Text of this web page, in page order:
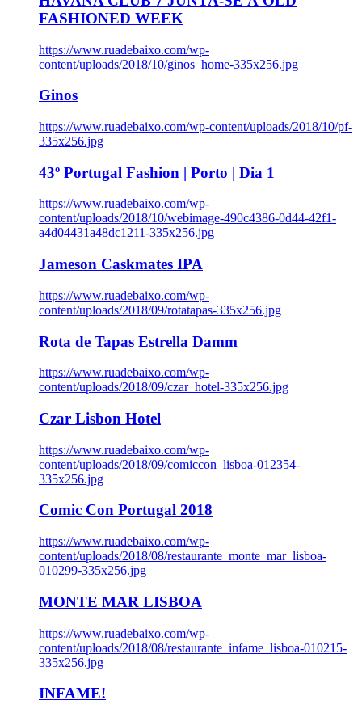
FASHIONED WEEK
https://www.ruadebaixo.com/wp-
content/uploads/2018/10/ginos_home-335x256.jpg
Ginos
https://www.ruadebaixo.com/wp-content/uploads/2018/10/pf-
335x256.jpg
43º Portugal Fashion | Porto | Dia 1
https://www.ruadebaixo.com/wp-
content/uploads/2018/10/webimage-490c4386-0d44-42f1-
a4d04431a48dc1211-335x256.jpg
Jameson Caskmates IPA
https://www.ruadebaixo.com/wp-
content/uploads/2018/09/rotatapas-335x256.jpg
Rota de Tapas Estrella Damm
https://www.ruadebaixo.com/wp-
content/uploads/2018/09/czar_hotel-335x256.jpg
Czar Lisbon Hotel
https://www.ruadebaixo.com/wp-
content/uploads/2018/09/comiccon_lisboa-012354-
335x256.jpg
Comic Con Portugal 2018
https://www.ruadebaixo.com/wp-
content/uploads/2018/08/restaurante_monte_mar_lisboa-
010299-335x256.jpg
MONTE MAR LISBOA
https://www.ruadebaixo.com/wp-
content/uploads/2018/08/restaurante_infame_lisboa-010215-
335x256.jpg
INFAME!